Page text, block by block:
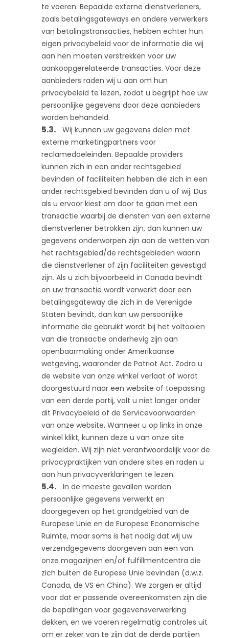
te voeren. Bepaalde externe dienstverleners,
zoals betalingsgateways en andere verwerkers
van betalingstransacties, hebben echter hun
eigen privacybeleid voor de informatie die wij
aan hen moeten verstrekken voor uw
aankoopgerelateerde transacties. Voor deze
aanbieders raden wij u aan om hun
privacybeleid te lezen, zodat u begrijpt hoe uw
persoonlijke gegevens door deze aanbieders
worden behandeld.
Wij kunnen uw gegevens delen met
externe marketingpartners voor
reclamedoeleinden. Bepaalde providers
kunnen zich in een ander rechtsgebied
bevinden of faciliteiten hebben die zich in een
ander rechtsgebied bevinden dan u of wij. Dus
als u ervoor kiest om door te gaan met een
transactie waarbij de diensten van een externe
dienstverlener betrokken zijn, dan kunnen uw
gegevens onderworpen zijn aan de wetten van
het rechtsgebied/de rechtsgebieden waarin
die dienstverlener of zijn faciliteiten gevestigd
zijn. Als u zich bijvoorbeeld in Canada bevindt
en uw transactie wordt verwerkt door een
betalingsgateway die zich in de Verenigde
Staten bevindt, dan kan uw persoonlijke
informatie die gebruikt wordt bij het voltooien
van die transactie onderhevig zijn aan
openbaarmaking onder Amerikaanse
wetgeving, waaronder de Patriot Act. Zodra u
de website van onze winkel verlaat of wordt
doorgestuurd naar een website of toepassing
van een derde partij, valt u niet langer onder
dit Privacybeleid of de Servicevoorwaarden
van onze website. Wanneer u op links in onze
winkel klikt, kunnen deze u van onze site
wegleiden. Wij zijn niet verantwoordelijk voor de
privacypraktijken van andere sites en raden u
aan hun privacyverklaringen te lezen.
In de meeste gevallen worden
persoonlijke gegevens verwerkt en
doorgegeven op het grondgebied van de
Europese Unie en de Europese Economische
Ruimte, maar soms is het nodig dat wij uw
verzendgegevens doorgeven aan een van
onze magazijnen en/of fulfillmentcentra die
zich buiten de Europese Unie bevinden (d.w.z.
Canada, de VS en China). We zorgen er altijd
voor dat er passende overeenkomsten zijn die
de bepalingen voor gegevensverwerking
dekken, en we voeren regelmatig controles uit
om er zeker van te zijn dat de derde partijen